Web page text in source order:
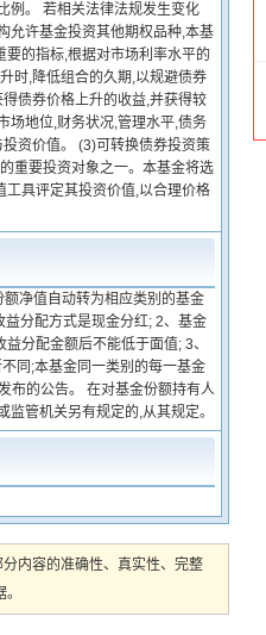
例。 若相关法律法规发生变化
允许基金投资其他期权品种,本基
的指标,根据对市场利率水平的
时,降低组合的久期,以规避债券
债券价格上升的收益,并获得较
场地位,财务状况,管理水平,债务
资价值。 (3)可转换债券投资策
重要投资对象之一。本基金将选
具评定其投资价值,以合理价格
净值自动转为相应类别的基金
分配方式是现金分红; 2、基金
分配金额后不能低于面值; 3、
同;本基金同一类别的每一基金
布的公告。 在对基金份额持有人
管机关另有规定的,从其规定。
内容的准确性、真实性、完整